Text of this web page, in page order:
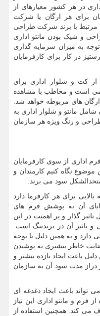
در هر کشور معیارهای از
برای هر ارگان یا شرکت
با برند شرکت طراحی
و شیک بودن مانتو اداری
به میزان سرمایه گذاری
در کار برای کارفرمایان
از کت و شلوار اداری برای
است و مخاطب با مشاهده
ارگان های مربوطه خواهد شد.
شامل مانتو و شلوار اداری به
و رنگ ویژه هر سازمان
اداری از سوی کارفرمایان
موضوع نگاه کنیم کارمندان و
سود می برند.
برای هر کارفرما دارد
آن به پوشش فرم های
گذار و پر اهمیت در این
و تاثیر آن در برندینگ است.
دارد و به همین دلیل با توجه
خاطر بیشتری به پوشیدن
باعث ایجاد بازده بیشتر و
دراز مدت سود آن به سازمان
تواند باعث ایجاد دغدغه ای
فرم و مانتو اداری این نیاز
می کند. همچنین استفاده از